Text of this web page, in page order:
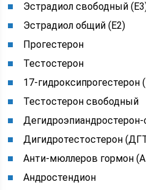
Эстрадиол свободный
Эстрадиол общий (Е2)
Прогестерон
Тестостерон
17-
Тестостерон свободный
Дигидротестостерон
Анти-мюллеров гормон
Андростендион